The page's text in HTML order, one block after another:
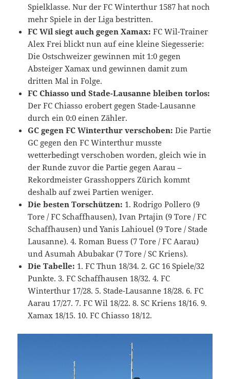
Spielklasse. Nur der FC Winterthur 1587 hat noch
mehr Spiele in der Liga bestritten.
FC Wil siegt auch gegen Xamax: FC Wil-Trainer
Alex Frei blickt nun auf eine kleine Siegesserie:
Die Ostschweizer gewinnen mit 1:0 gegen
Absteiger Xamax und gewinnen damit zum
dritten Mal in Folge.
FC Chiasso und Stade-Lausanne bleiben torlos:
Der FC Chiasso erobert gegen Stade-Lausanne
durch ein 0:0 einen Zähler.
GC gegen FC Winterthur verschoben: Die Partie
GC gegen den FC Winterthur musste
wetterbedingt verschoben worden, gleich wie in
der Runde zuvor die Partie gegen Aarau –
Rekordmeister Grasshoppers Zürich kommt
deshalb auf zwei Partien weniger.
Die besten Torschützen: 1. Rodrigo Pollero (9
Tore / FC Schaffhausen), Ivan Prtajin (9 Tore / FC
Schaffhausen) und Yanis Lahiouel (9 Tore / Stade
Lausanne). 4. Roman Buess (7 Tore / FC Aarau)
und Asumah Abubakar (7 Tore / SC Kriens).
Die Tabelle: 1. FC Thun 18/34. 2. GC 16 Spiele/32
Punkte. 3. FC Schaffhausen 18/32. 4. FC
Winterthur 17/28. 5. Stade-Lausanne 18/28. 6. FC
Aarau 17/27. 7. FC Wil 18/22. 8. SC Kriens 18/16. 9.
Xamax 18/15. 10. FC Chiasso 18/12.